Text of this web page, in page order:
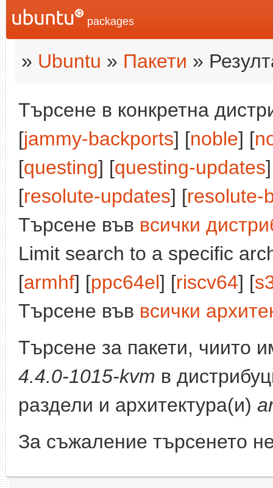
packages
» Ubuntu » Пакети »
Търсене в конкретна
[jammy-backports] [noble] [
[questing] [questing-updates
[resolute-updates] [resolute-
Търсене във всички
Limit search to a specific
[armhf] [ppc64el] [riscv64] [
Търсене във всички
Търсене за пакети, чиито
4.4.0-1015-kvm в
раздели и архитектура(и)
За съжаление търсенето